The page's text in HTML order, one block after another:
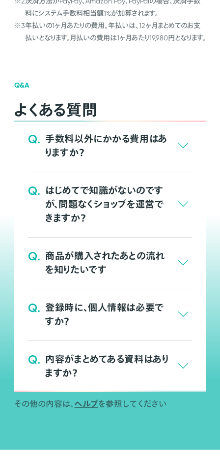
料にシステム手数料相当額1%が加算されます。
※3年払いの1ヶ月あたりの費用。年払いは、12ヶ月まとめてのお支
払いとなります。月払いの費用は1ヶ月あたり19,980円となります。
Q&A
よくある質問
Q. 手数料以外にかかる費用はあ
りますか？
Q. はじめてで知識がないのです
が、問題なくショップを運営で
きますか？
Q. 商品が購入されたあとの流れ
を知りたいです
Q. 登録時に、個人情報は必要で
すか？
Q. 内容がまとめてある資料はあり
ますか？
その他の内容は、 ヘルプを参照してください